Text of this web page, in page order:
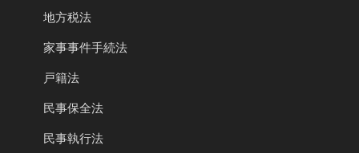
地方税法
家事事件手続法
戸籍法
民事保全法
民事執行法